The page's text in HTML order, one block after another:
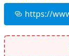
https://